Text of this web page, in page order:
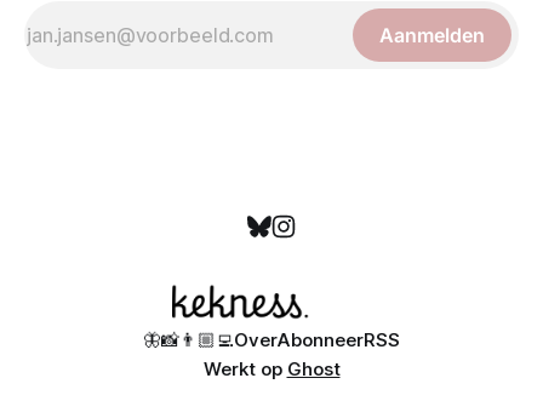
Aanmelden
🦋📸👨🏼‍💻OverAbonneerRSS
Werkt op Ghost